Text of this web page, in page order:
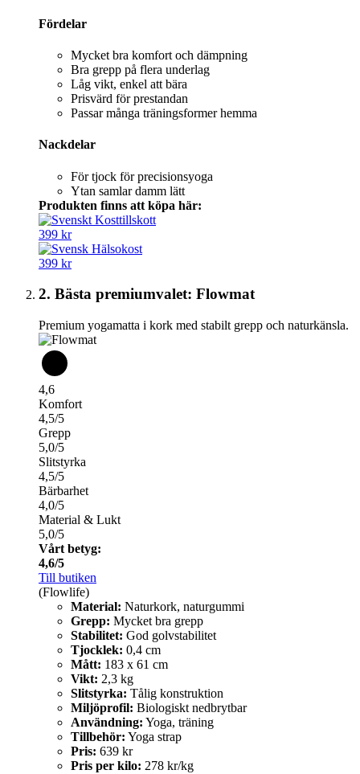
Fördelar
Mycket bra komfort och dämpning
Bra grepp på flera underlag
Låg vikt, enkel att bära
Prisvärd för prestandan
Passar många träningsformer hemma
Nackdelar
För tjock för precisionsyoga
Ytan samlar damm lätt
Produkten finns att köpa här:
399 kr
399 kr
2. Bästa premiumvalet: Flowmat
Premium yogamatta i kork med stabilt grepp och naturkänsla.
4,6
Komfort
4,5/5
Grepp
5,0/5
Slitstyrka
4,5/5
Bärbarhet
4,0/5
Material & Lukt
5,0/5
Vårt betyg:
4,6/5
Till butiken
(Flowlife)
Material: Naturkork, naturgummi
Grepp: Mycket bra grepp
Stabilitet: God golvstabilitet
Tjocklek: 0,4 cm
Mått: 183 x 61 cm
Vikt: 2,3 kg
Slitstyrka: Tålig konstruktion
Miljöprofil: Biologiskt nedbrytbar
Användning: Yoga, träning
Tillbehör: Yoga strap
Pris: 639 kr
Pris per kilo: 278 kr/kg